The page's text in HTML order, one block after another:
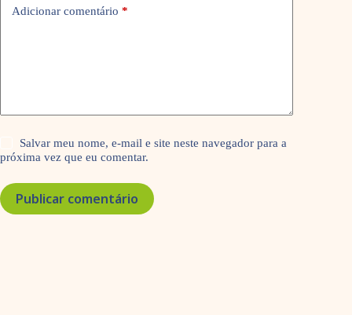
Adicionar comentário *
Salvar meu nome, e-mail e site neste navegador para a
próxima vez que eu comentar.
Publicar comentário